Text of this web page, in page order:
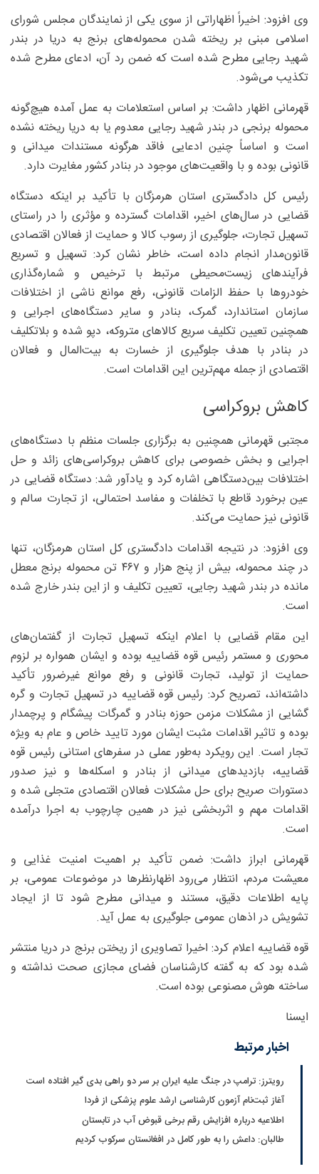
وی افزود: اخیراً اظهاراتی از سوی یکی از نمایندگان مجلس شورای
اسلامی مبنی بر ریخته شدن محموله‌های برنج به دریا در بندر
شهید رجایی مطرح شده است که ضمن رد آن، ادعای مطرح شده
تکذیب می‌شود.
قهرمانی اظهار داشت: بر اساس استعلامات به عمل آمده هیچ‌گونه
محموله برنجی در بندر شهید رجایی معدوم یا به دریا ریخته نشده
است و اساساً چنین ادعایی فاقد هرگونه مستندات میدانی و
قانونی بوده و با واقعیت‌های موجود در بنادر کشور مغایرت دارد.
رئیس کل دادگستری استان هرمزگان با تأکید بر اینکه دستگاه
قضایی در سال‌های اخیر، اقدامات گسترده و مؤثری را در راستای
تسهیل تجارت، جلوگیری از رسوب کالا و حمایت از فعالان اقتصادی
قانون‌مدار انجام داده است، خاطر نشان کرد: تسهیل و تسریع
فرآیندهای زیست‌محیطی مرتبط با ترخیص و شماره‌گذاری
خودروها با حفظ الزامات قانونی، رفع موانع ناشی از اختلافات
سازمان استاندارد، گمرک، بنادر و سایر دستگاه‌های اجرایی و
همچنین تعیین تکلیف سریع کالاهای متروکه، دپو شده و بلاتکلیف
در بنادر با هدف جلوگیری از خسارت به بیت‌المال و فعالان
اقتصادی از جمله مهم‌ترین این اقدامات است.
کاهش بروکراسی
مجتبی قهرمانی همچنین به برگزاری جلسات منظم با دستگاه‌های
اجرایی و بخش خصوصی برای کاهش بروکراسی‌های زائد و حل
اختلافات بین‌دستگاهی اشاره کرد و یادآور شد: دستگاه قضایی در
عین برخورد قاطع با تخلفات و مفاسد احتمالی، از تجارت سالم و
قانونی نیز حمایت می‌کند.
وی افزود: در نتیجه اقدامات دادگستری کل استان هرمزگان، تنها
در چند محموله، بیش از پنج هزار و ۴۶۷ تن محموله برنج معطل
مانده در بندر شهید رجایی، تعیین تکلیف و از این بندر خارج شده
است.
این مقام قضایی با اعلام اینکه تسهیل تجارت از گفتمان‌های
محوری و مستمر رئیس قوه قضاییه بوده و ایشان همواره بر لزوم
حمایت از تولید، تجارت قانونی و رفع موانع غیرضرور تأکید
داشته‌اند، تصریح کرد: رئیس قوه قضاییه در تسهیل تجارت و گره
گشایی از مشکلات مزمن حوزه بنادر و گمرگات پیشگام و پرچمدار
بوده و تاثیر اقدامات مثبت ایشان مورد تایید خاص و عام به ویژه
تجار است. این رویکرد به‌طور عملی در سفرهای استانی رئیس قوه
قضاییه، بازدیدهای میدانی از بنادر و اسکله‌ها و نیز صدور
دستورات صریح برای حل مشکلات فعالان اقتصادی متجلی شده و
اقدامات مهم و اثربخشی نیز در همین چارچوب به اجرا درآمده
است.
قهرمانی ابراز داشت: ضمن تأکید بر اهمیت امنیت غذایی و
معیشت مردم، انتظار می‌رود اظهارنظرها در موضوعات عمومی، بر
پایه اطلاعات دقیق، مستند و میدانی مطرح شود تا از ایجاد
تشویش در اذهان عمومی جلوگیری به عمل آید.
قوه قضاییه اعلام کرد: اخیرا تصاویری از ریختن برنج در دریا منتشر
شده بود که به گفته کارشناسان فضای مجازی صحت نداشته و
ساخته هوش مصنوعی بوده است.
ایسنا
اخبار مرتبط
رویترز: ترامپ در جنگ علیه ایران بر سر دو راهی بدی گیر افتاده است
آغاز ثبت‌نام‌ آزمون کارشناسی ارشد علوم پزشکی از فردا
اطلاعیه درباره افزایش رقم برخی قبوض آب در تابستان
طالبان: داعش را به طور کامل در افغانستان سرکوب کردیم